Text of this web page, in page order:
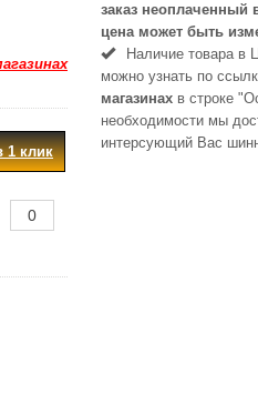
1 клик
заказ неоплаченный
цена может быть
Наличие товара в
можно узнать по
магазинах в строке
необходимости мы
интерсующий Вас